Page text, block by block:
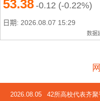
2026.08.05
42所高校代表齐聚平安！